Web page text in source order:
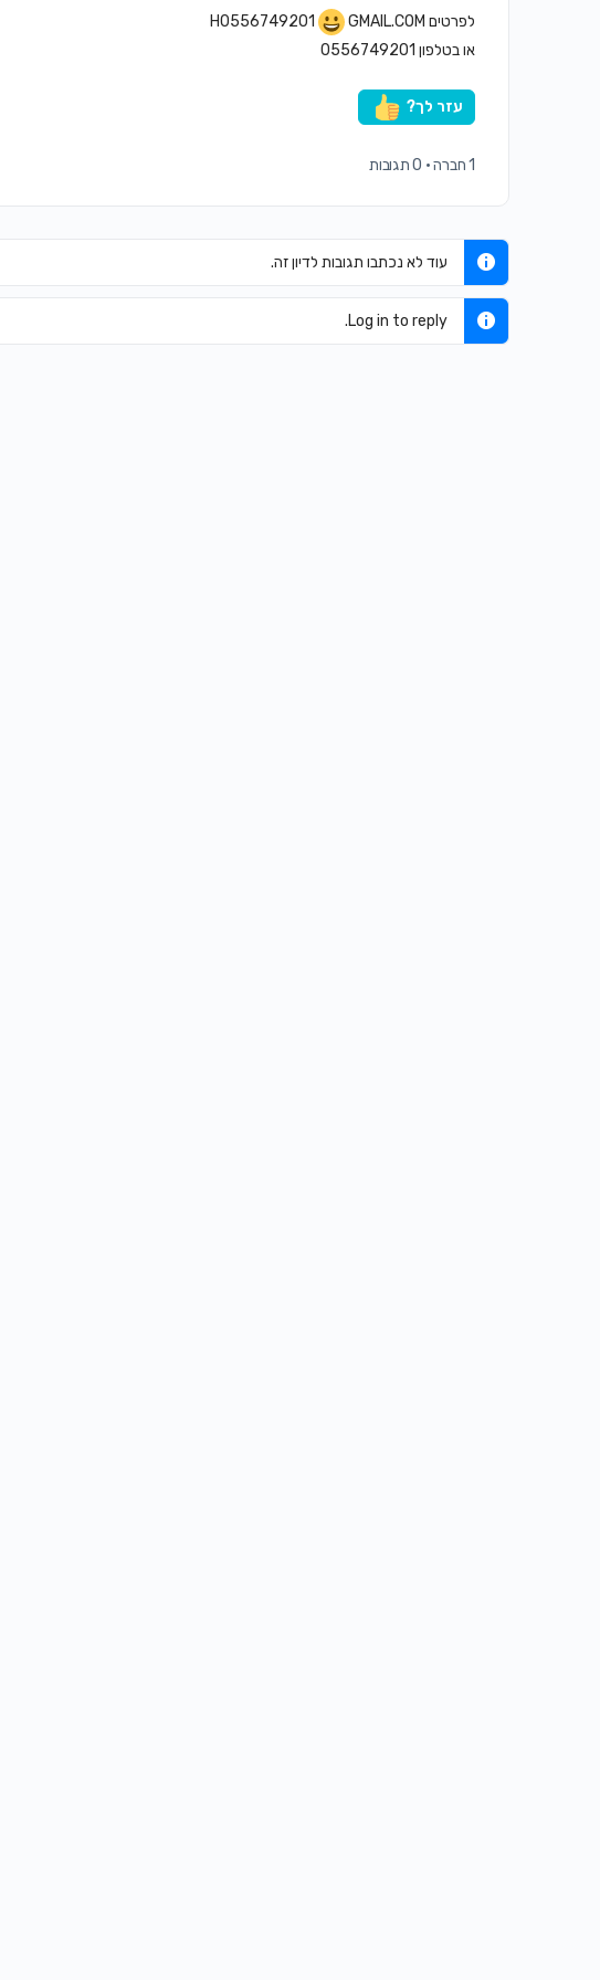
לפרטים H0556749201 GMAIL.COM
או בטלפון 0556749201
עזר לך?
1 חברה · 0 תגובות
עוד לא נכתבו תגובות לדיון זה.
Log in to reply.